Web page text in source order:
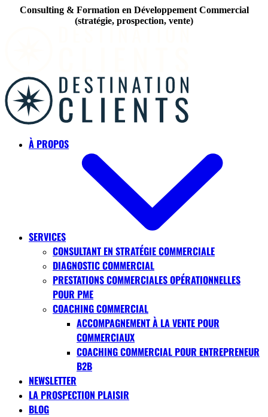
Consulting & Formation en Développement Commercial
(stratégie, prospection, vente)
À PROPOS
SERVICES
CONSULTANT EN STRATÉGIE COMMERCIALE
DIAGNOSTIC COMMERCIAL
PRESTATIONS COMMERCIALES OPÉRATIONNELLES
POUR PME
COACHING COMMERCIAL
ACCOMPAGNEMENT À LA VENTE POUR
COMMERCIAUX
COACHING COMMERCIAL POUR ENTREPRENEUR
B2B
NEWSLETTER
LA PROSPECTION PLAISIR
BLOG